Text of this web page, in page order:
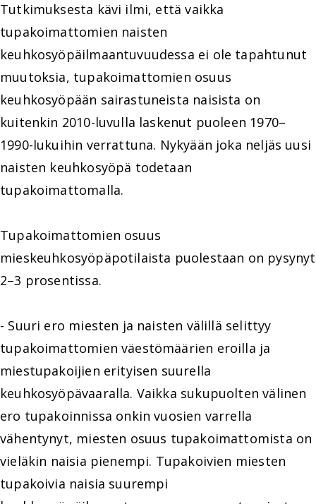
Tutkimuksesta kävi ilmi, että vaikka
tupakoimattomien naisten
keuhkosyöpäilmaantuvuudessa ei ole tapahtunut
muutoksia, tupakoimattomien osuus
keuhkosyöpään sairastuneista naisista on
kuitenkin 2010-luvulla laskenut puoleen 1970–
1990-lukuihin verrattuna. Nykyään joka neljäs uusi
naisten keuhkosyöpä todetaan
tupakoimattomalla.
Tupakoimattomien osuus
mieskeuhkosyöpäpotilaista puolestaan on pysynyt
2–3 prosentissa.
- Suuri ero miesten ja naisten välillä selittyy
tupakoimattomien väestömäärien eroilla ja
miestupakoijien erityisen suurella
keuhkosyöpävaaralla. Vaikka sukupuolten välinen
ero tupakoinnissa onkin vuosien varrella
vähentynyt, miesten osuus tupakoimattomista on
vieläkin naisia pienempi. Tupakoivien miesten
tupakoivia naisia suurempi